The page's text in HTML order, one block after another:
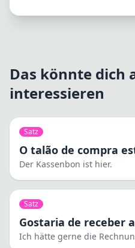
Das könnte dich
interessieren
Satz
O talão de compra
Der Kassenbon ist hier.
Satz
Gostaria de receber
Ich hätte gerne die